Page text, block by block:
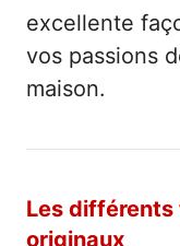
excellente
vos passions
maison.
Les
originaux